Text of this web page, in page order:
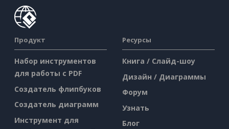
Продукт
Набор инструментов
для работы с PDF
Создатель флипбуков
Создатель диаграмм
Инструмент для
Ресурсы
Книга / Слайд-шоу
Дизайн / Диаграммы
Форум
Узнать
Блог